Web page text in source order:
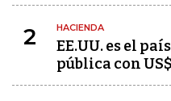
2 HACIENDA
EE.UU. es el
pública con